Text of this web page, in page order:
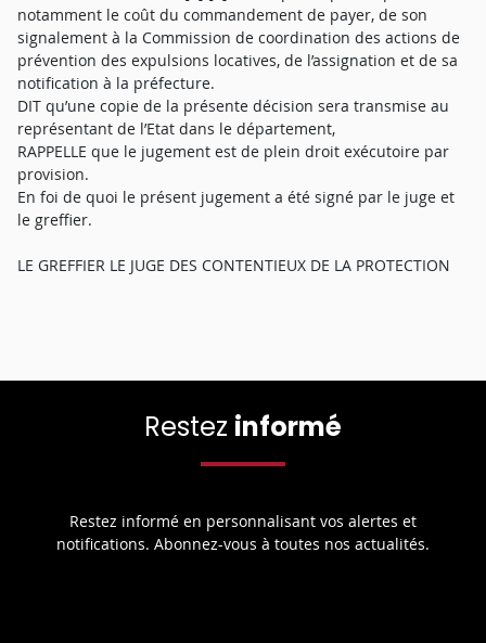
notamment le coût du commandement de payer, de son
signalement à la Commission de coordination des actions de
prévention des expulsions locatives, de l’assignation et de sa
notification à la préfecture.
DIT qu’une copie de la présente décision sera transmise au
représentant de l’Etat dans le département,
RAPPELLE que le jugement est de plein droit exécutoire par
provision.
En foi de quoi le présent jugement a été signé par le juge et
le greffier.
LE GREFFIER LE JUGE DES CONTENTIEUX DE LA PROTECTION
Restez informé
Restez informé en personnalisant vos alertes et
notifications. Abonnez-vous à toutes nos actualités.